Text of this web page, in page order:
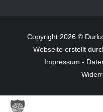
Copyright 2026 ©
Webseite erstellt
Impressum -